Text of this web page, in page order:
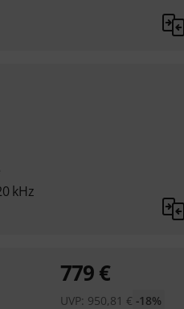
kHz
779€
UVP: 950,81 € -18%